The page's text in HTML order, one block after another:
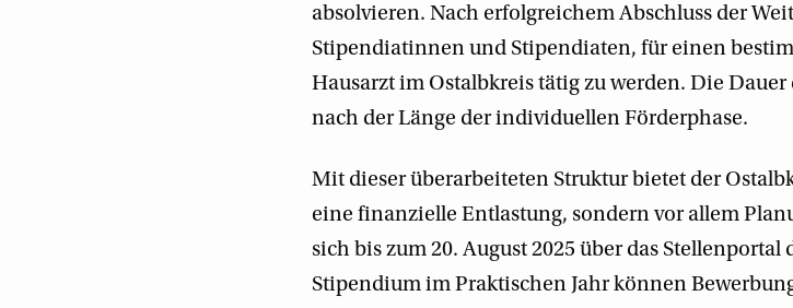
absolvieren. Nach erfolgreichem Abschluss der
Stipendiatinnen und Stipendiaten, für einen
Hausarzt im Ostalbkreis tätig zu werden. Die
nach der Länge der individuellen Förderphase.
Mit dieser überarbeiteten Struktur bietet der
eine finanzielle Entlastung, sondern vor allem
sich bis zum 20. August 2025 über das Stellenportal
Stipendium im Praktischen Jahr können